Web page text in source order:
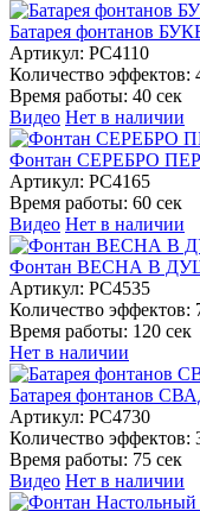
Батарея фонтанов
Артикул: РС4110
Количество эффектов:
Время работы: 40 сек
Видео Нет в наличии
Фонтан СЕРЕБРО
Артикул: РС4165
Время работы: 60 сек
Видео Нет в наличии
Фонтан ВЕСНА В
Артикул: РС4535
Количество эффектов:
Время работы: 120 сек
Нет в наличии
Батарея фонтанов
Артикул: РС4730
Количество эффектов:
Время работы: 75 сек
Видео Нет в наличии